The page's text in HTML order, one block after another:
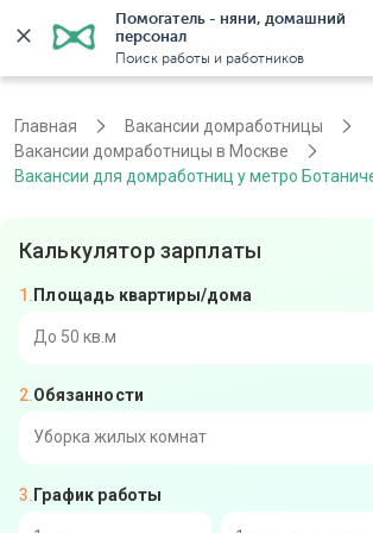
Помогатель - няни, домашний
персонал
Поиск работы и работников
Главная
Вакансии домработницы
Вакансии домработницы в Москве
Вакансии для домработниц у метро
Калькулятор зарплаты
Площадь квартиры/дома
До 50 кв.м
От 51 до 80 кв.м
От 111 до 140 кв.м
Обязанности
Уборка жилых комнат
График работы